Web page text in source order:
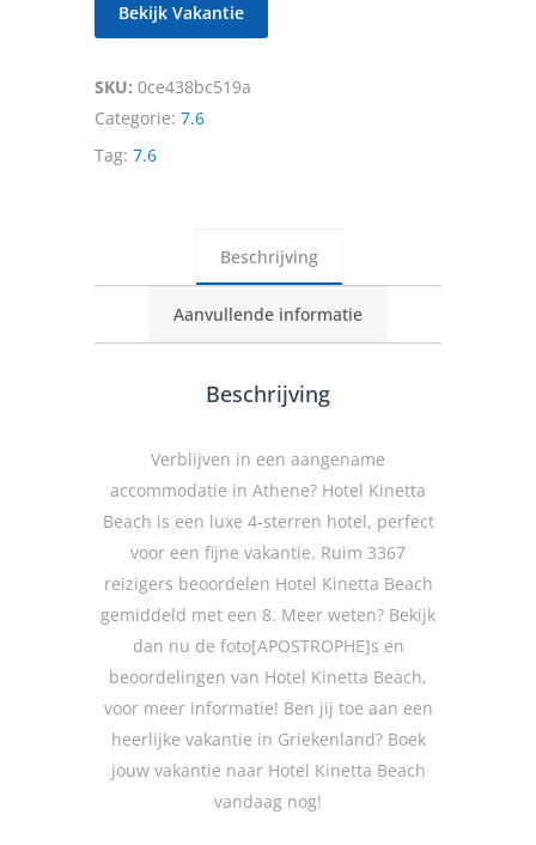
Bekijk Vakantie
SKU: 0ce438bc519a
Categorie: 7.6
Tag: 7.6
Beschrijving
Aanvullende informatie
Beschrijving
Verblijven in een aangename
accommodatie in Athene? Hotel Kinetta
Beach is een luxe 4-sterren hotel, perfect
voor een fijne vakantie. Ruim 3367
reizigers beoordelen Hotel Kinetta Beach
gemiddeld met een 8. Meer weten? Bekijk
dan nu de foto[APOSTROPHE]s en
beoordelingen van Hotel Kinetta Beach,
voor meer informatie! Ben jij toe aan een
heerlijke vakantie in Griekenland? Boek
jouw vakantie naar Hotel Kinetta Beach
vandaag nog!